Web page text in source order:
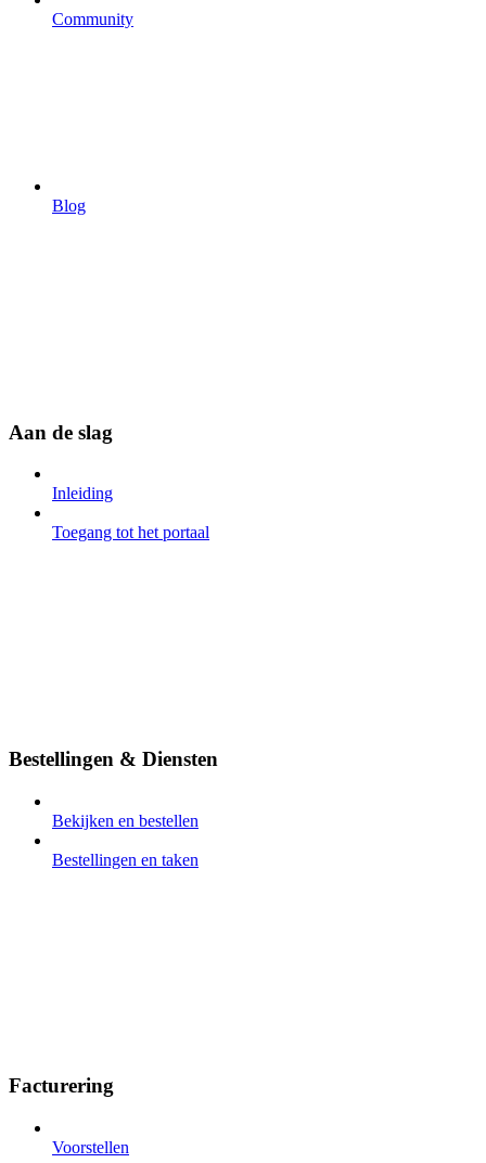
Community
Blog
Aan de slag
Inleiding
Toegang tot het portaal
Bestellingen & Diensten
Bekijken en bestellen
Bestellingen en taken
Facturering
Voorstellen